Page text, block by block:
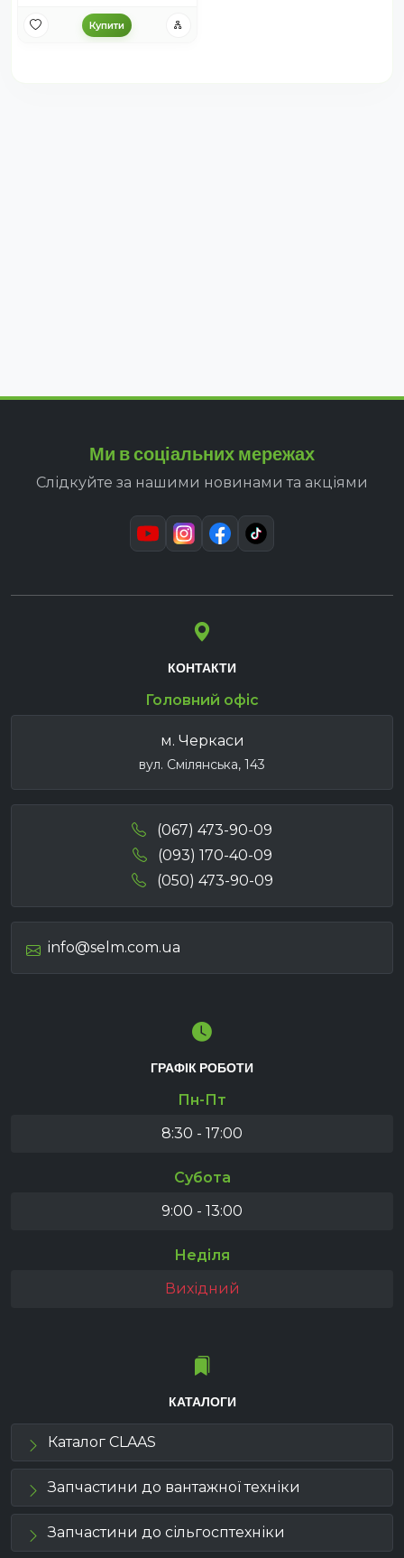
Купити
Ми в соціальних мережах
Слідкуйте за нашими новинами та акціями
КОНТАКТИ
Головний офіс
м. Черкаси
вул. Смілянська, 143
(067) 473-90-09
(093) 170-40-09
(050) 473-90-09
info@selm.com.ua
ГРАФІК РОБОТИ
Пн-Пт
8:30 - 17:00
Субота
9:00 - 13:00
Неділя
Вихідний
КАТАЛОГИ
Каталог CLAAS
Запчастини до вантажної техніки
Запчастини до сільгосптехніки